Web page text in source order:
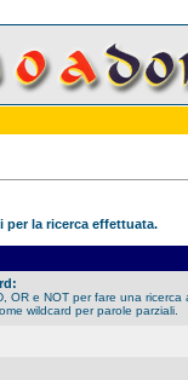
la ricerca effettuata.
OR e NOT per fare una ricerca
wildcard per parole parziali.